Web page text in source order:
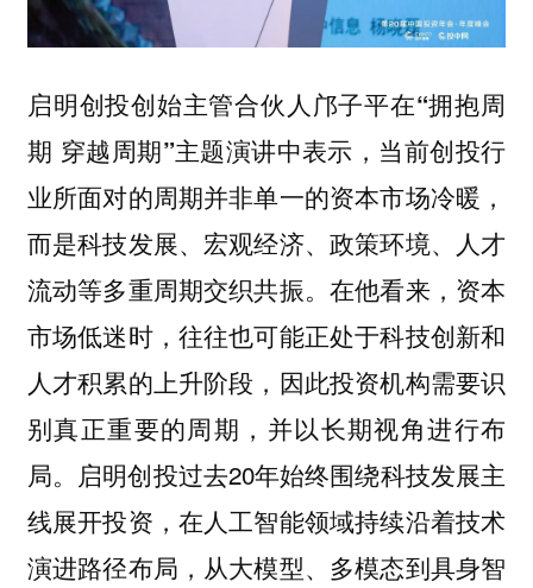
启明创投创始主管合伙人邝子平在“拥抱周
期 穿越周期”主题演讲中表示， 当前创投行
业所面对的周期并非单一的资本市场冷暖，
而是科技发展、宏观经济、政策环境、人才
流动等多重周期交织共振。在他看来，资本
市场低迷时，往往也可能正处于科技创新和
人才积累的上升阶段，因此投资机构需要识
别真正重要的周期，并以长期视角进行布
局。启明创投过去20年始终围绕科技发展主
线展开投资，在人工智能领域持续沿着技术
演进路径布局，从大模型、多模态到具身智